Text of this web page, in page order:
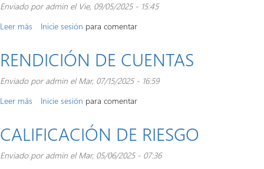
Enviado poradmin el Vie, 09/05/2025 - 15:45
Leer más sobre
FINANCIEROS
Inicie sesión para comentar
RENDICIÓN DE CUENTAS
Enviado poradmin el Mar, 07/15/2025 - 16:59
Leer más sobre
CUENTAS
Inicie sesión para comentar
CALIFICACIÓN DE RIESGO
Enviado poradmin el Mar, 05/06/2025 - 07:36